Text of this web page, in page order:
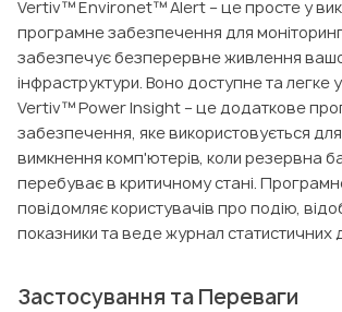
Vertiv™ Environet™ Alert – це просте у
програмне забезпечення для
забезпечує безперервне живлення
інфраструктури. Воно доступне та легке у
Vertiv™ Power Insight – це додаткове
забезпечення, яке використовується
вимкнення комп'ютерів, коли резервна
перебуває в критичному стані.
повідомляє користувачів про подію,
показники та веде журнал статистичних
Застосування та Переваги